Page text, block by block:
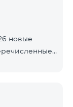
является
в
новые